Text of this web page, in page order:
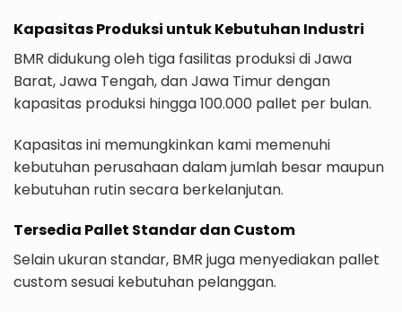
Kapasitas Produksi untuk Kebutuhan Industri
BMR didukung oleh tiga fasilitas produksi di Jawa
Barat, Jawa Tengah, dan Jawa Timur dengan
kapasitas produksi hingga 100.000 pallet per bulan.
Kapasitas ini memungkinkan kami memenuhi
kebutuhan perusahaan dalam jumlah besar maupun
kebutuhan rutin secara berkelanjutan.
Tersedia Pallet Standar dan Custom
Selain ukuran standar, BMR juga menyediakan pallet
custom sesuai kebutuhan pelanggan.